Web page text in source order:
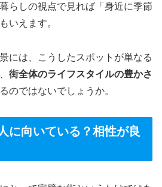
らしの視点で見れば「身近に季節
いえます。
には、こうしたスポットが単なる
街全体のライフスタイルの豊かさ
のではないでしょうか。
に向いている？相性が良